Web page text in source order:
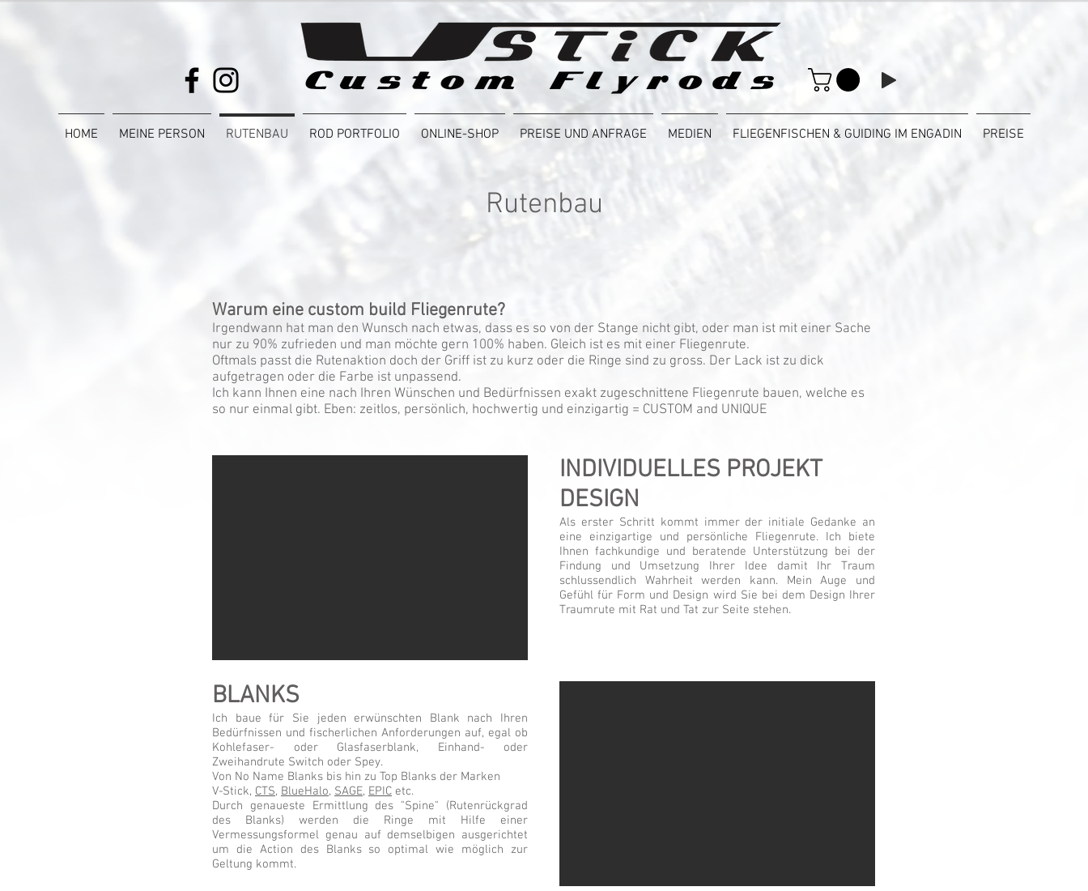
HOME MEINE PERSON RUTENBAU ROD PORTFOLIO ONLINE-SHOP PREISE UND ANFRAGE MEDIEN FLIEGENFISCHEN & GUIDING IM ENGADIN PREISE
Rutenbau
Irgendwann hat man den Wunsch nach etwas, dass es so von der Stange nicht gibt, oder man ist mit einer Sache
nur zu 90% zufrieden und man möchte gern 100% haben. Gleich ist es mit einer Fliegenrute.
Oftmals passt die Rutenaktion doch der Griff ist zu kurz oder die Ringe sind zu gross. Der Lack ist zu dick
aufgetragen oder die Farbe ist unpassend.
Ich kann Ihnen eine nach Ihren Wünschen und Bedürfnissen exakt zugeschnittene Fliegenrute bauen, welche es
so nur einmal gibt. Eben: zeitlos, persönlich, hochwertig und einzigartig = CUSTOM and UNIQUE
Warum eine custom build Fliegenrute?
BLANKS
Ich baue für Sie jeden erwünschten Blank nach Ihren
Bedürfnissen und fischerlichen Anforderungen auf, egal ob
Kohlefaser- oder Glasfaserblank, Einhand- oder
Zweihandrute Switch oder Spey.
Von No Name Blanks bis hin zu Top Blanks der Marken
V-Stick, CTS, BlueHalo, SAGE, EPIC etc.
Durch genaueste Ermittlung des "Spine" (Rutenrückgrad
des Blanks) werden die Ringe mit Hilfe einer
Vermessungsformel genau auf demselbigen ausgerichtet
um die Action des Blanks so optimal wie möglich zur
Geltung kommt.
INDIVIDUELLES PROJEKT
DESIGN
Als erster Schritt kommt immer der initiale Gedanke an
eine einzigartige und persönliche Fliegenrute. Ich biete
Ihnen fachkundige und beratende Unterstützung bei der
Findung und Umsetzung Ihrer Idee damit Ihr Traum
schlussendlich Wahrheit werden kann. Mein Auge und
Gefühl für Form und Design wird Sie bei dem Design Ihrer
Traumrute mit Rat und Tat zur Seite stehen.